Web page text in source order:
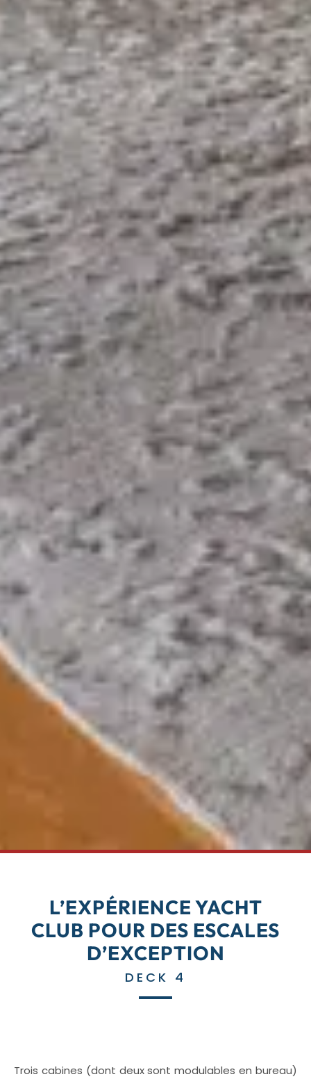
L’EXPÉRIENCE YACHT
CLUB POUR DES ESCALES
D’EXCEPTION
DECK 4
Trois cabines (dont deux sont modulables en bureau)